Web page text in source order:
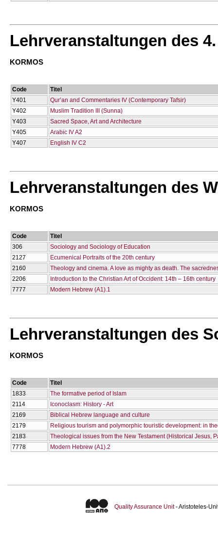
Lehrveranstaltungen des
KORMOS
Code
Titel
Υ401
Qur’an and Commentaries IV (Contemporary Tafsir)
Υ402
Muslim Tradition III (Sunna)
Υ403
Sacred Space, Art and Architecture
Υ405
Arabic IV A2
Υ407
English IV C2
Lehrveranstaltungen des
KORMOS
Code
Titel
306
Sociology and Sociology of Education
2127
Ecumenical Portraits of the 20th century
2160
Theology and cinema. A love as mighty as death. The
2206
Introduction to the Christian Art of Occident: 14th – 16th century
7777
Modern Hebrew (A1).1
Lehrveranstaltungen des
KORMOS
Code
Titel
1833
The formative period of Islam
2114
Iconoclasm: History - Art
2169
Biblical Hebrew language and culture
2179
Religious tourism and polymorphic touristic development: in
2183
Theological issues from the New Testament (Historical Jesus,
7778
Modern Hebrew (A1).2
Quality Assurance Unit- Aristoteles-